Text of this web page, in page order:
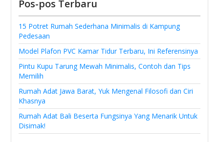
Pos-pos Terbaru
15 Potret Rumah Sederhana Minimalis di Kampung
Pedesaan
Model Plafon PVC Kamar Tidur Terbaru, Ini Referensinya
Pintu Kupu Tarung Mewah Minimalis, Contoh dan Tips
Memilih
Rumah Adat Jawa Barat, Yuk Mengenal Filosofi dan Ciri
Khasnya
Rumah Adat Bali Beserta Fungsinya Yang Menarik Untuk
Disimak!